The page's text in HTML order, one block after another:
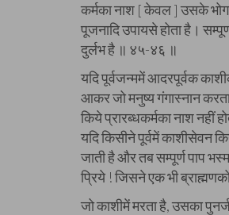
कर्मका नाश [ केवल ] उसके
पूजनादि उपायसे होता है।
दुर्लभ है ॥ ४५-४६ ॥
यदि पूर्वजन्ममें आदरपूर्वक
आकर जो मनुष्य गंगास्नान
किये प्रारब्धकर्मका नाश नहीं
यदि किसीने पूर्वमें काशीसेवन
जाती है और तब सम्पूर्ण पाप
प्रिये ! जिसने एक भी
जो काशीमें मरता है, उसका